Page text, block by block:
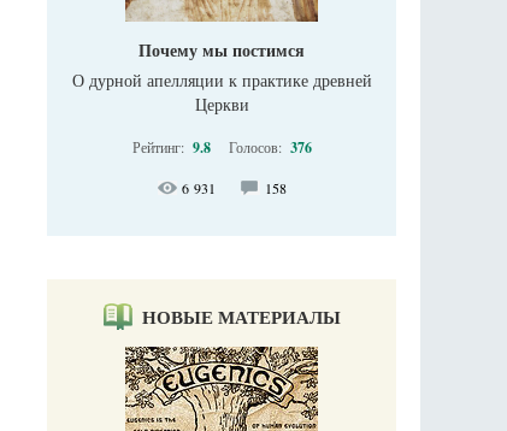
Почему мы постимся
О дурной апелляции к практике древней
Церкви
Рейтинг: 9.8 Голосов: 376
6 931 158
НОВЫЕ МАТЕРИАЛЫ